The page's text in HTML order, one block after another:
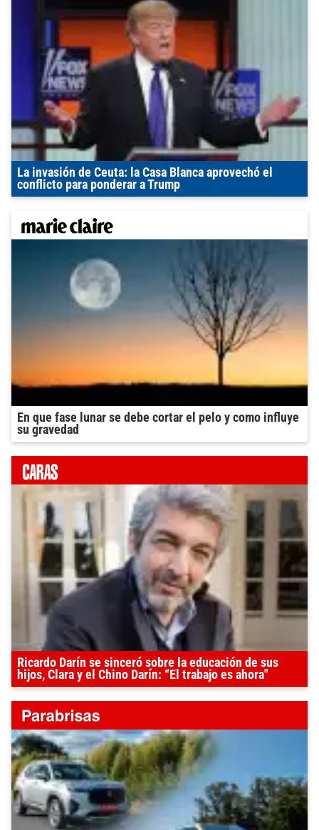
La invasión de Ceuta: la Casa Blanca aprovechó el
conflicto para ponderar a Trump
En que fase lunar se debe cortar el pelo y como influye
su gravedad
Ricardo Darín se sinceró sobre la educación de sus
hijos, Clara y el Chino Darín: “El trabajo es ahora"